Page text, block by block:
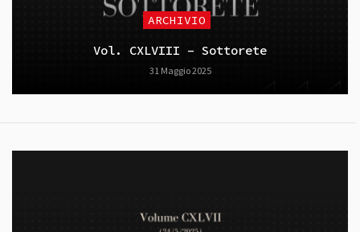
ARCHIVIO
Vol. CXLVIII – Sottorete
31 Maggio 2025